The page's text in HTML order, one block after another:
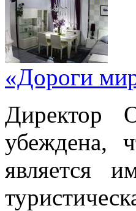
«Дороги
Директор
убеждена,
является